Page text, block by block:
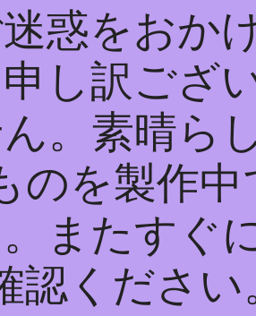
惑をおか
し訳ござ
。素晴ら
のを製作中
またすぐ
認ください